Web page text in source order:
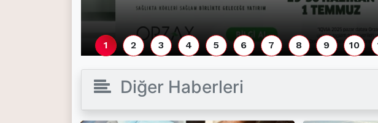
(current)
1 2 3 4 5 6 7 8 9 10
Diğer Haberleri